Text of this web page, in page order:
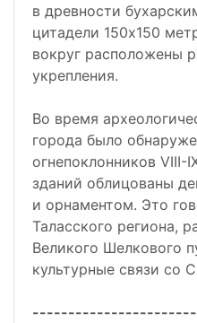
в древности
цитадели 150х150
вокруг расположены
укрепления.
Во время
города было
огнепоклонников VIII-
зданий облицованы
и орнаментом. Это
Таласского региона,
Великого Шелкового
культурные связи со